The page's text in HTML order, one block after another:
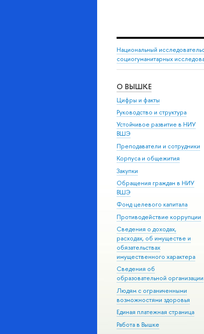
Национальный
социогуманитарных
О ВЫШКЕ
Цифры и факты
Руководство и структура
Устойчивое развитие в НИУ
ВШЭ
Преподаватели и сотрудники
Корпуса и общежития
Закупки
Обращения граждан в НИУ
ВШЭ
Фонд целевого капитала
Противодействие коррупции
Сведения о доходах,
расходах, об имуществе и
обязательствах
имущественного характера
Сведения об
образовательной организации
Людям с ограниченными
возможностями здоровья
Единая платежная страница
Работа в Вышке